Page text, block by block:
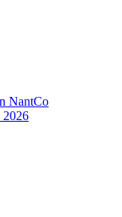
NantCo